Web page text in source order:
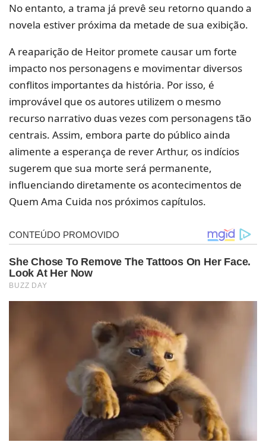
No entanto, a trama já prevê seu retorno quando a
novela estiver próxima da metade de sua exibição.
A reaparição de Heitor promete causar um forte
impacto nos personagens e movimentar diversos
conflitos importantes da história. Por isso, é
improvável que os autores utilizem o mesmo
recurso narrativo duas vezes com personagens tão
centrais. Assim, embora parte do público ainda
alimente a esperança de rever Arthur, os indícios
sugerem que sua morte será permanente,
influenciando diretamente os acontecimentos de
Quem Ama Cuida nos próximos capítulos.